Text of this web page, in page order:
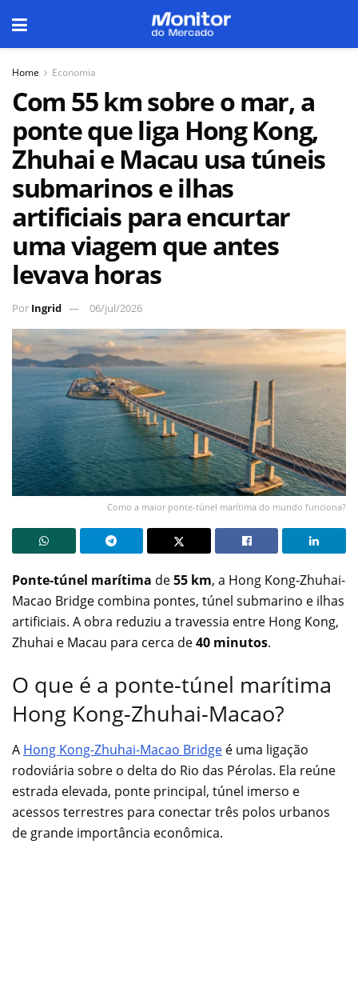
Home Economia
Com 55 km sobre o mar, a
ponte que liga Hong Kong,
Zhuhai e Macau usa túneis
submarinos e ilhas
artificiais para encurtar
uma viagem que antes
levava horas
Por Ingrid 06/jul/2026
Como a maior ponte-túnel marítima do mundo funciona?
Ponte-túnel marítima de55 km, a Hong Kong-Zhuhai-
Macao Bridge combina pontes, túnel submarino e ilhas
artificiais. A obra reduziu a travessia entre Hong Kong,
Zhuhai e Macau para cerca de40 minutos.
O que é a ponte-túnel marítima
Hong Kong-Zhuhai-Macao?
A Hong Kong-Zhuhai-Macao Bridge é uma ligação
rodoviária sobre o delta do Rio das Pérolas. Ela reúne
estrada elevada, ponte principal, túnel imerso e
acessos terrestres para conectar três polos urbanos
de grande importância econômica.